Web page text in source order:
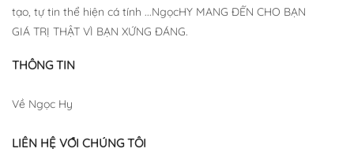
tạo, tự tin thể hiện cá tính ...NgọcHY MANG ĐẾN CHO BẠN
GIÁ TRỊ THẬT VÌ BẠN XỨNG ĐÁNG.
THÔNG TIN
Về Ngọc Hy
LIÊN HỆ VỚI CHÚNG TÔI